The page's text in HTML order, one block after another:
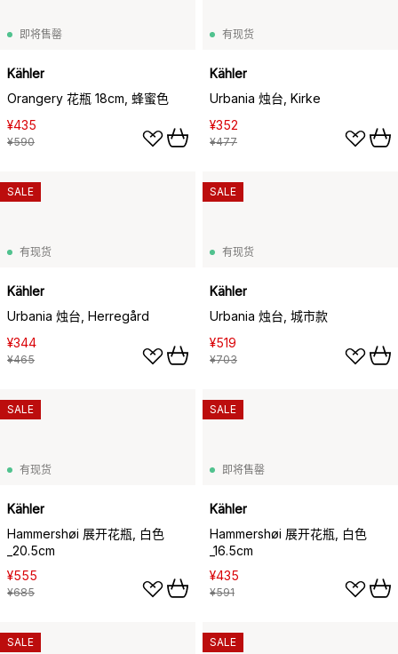
即将售罄
Kähler
Orangery 花瓶 18cm, 蜂蜜色
¥435
¥590
有现货
Kähler
Urbania 烛台, Kirke
¥352
¥477
有现货
Kähler
Urbania 烛台, Herregård
¥344
¥465
SALE
有现货
Kähler
Urbania 烛台, 城市款
¥519
¥703
SALE
有现货
Kähler
Hammershøi 展开花瓶, 白色
_20.5cm
¥555
¥685
SALE
即将售罄
Kähler
Hammershøi 展开花瓶, 白色
_16.5cm
¥435
¥591
SALE
SALE SALE